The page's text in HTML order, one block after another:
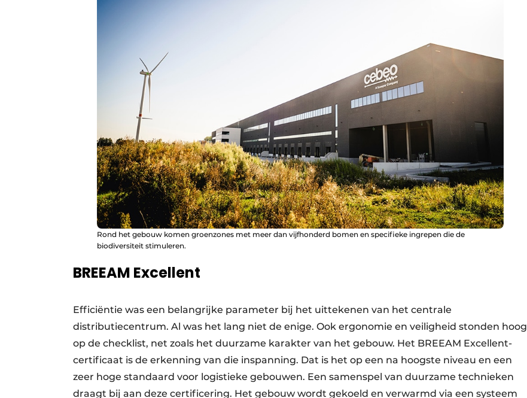
Rond het gebouw komen groenzones met meer dan vijfhonderd bomen en specifieke ingrepen die de
biodiversiteit stimuleren.
BREEAM Excellent
Efficiëntie was een belangrijke parameter bij het uittekenen van het centrale
distributiecentrum. Al was het lang niet de enige. Ook ergonomie en veiligheid stonden hoog
op de checklist, net zoals het duurzame karakter van het gebouw. Het BREEAM Excellent-
certificaat is de erkenning van die inspanning. Dat is het op een na hoogste niveau en een
zeer hoge standaard voor logistieke gebouwen. Een samenspel van duurzame technieken
draagt bij aan deze certificering. Het gebouw wordt gekoeld en verwarmd via een systeem